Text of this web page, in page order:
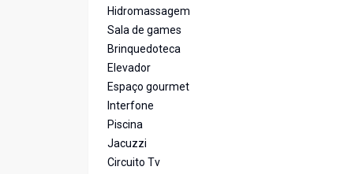
Hidromassagem
Sala de games
Brinquedoteca
Elevador
Espaço gourmet
Interfone
Piscina
Jacuzzi
Circuito Tv